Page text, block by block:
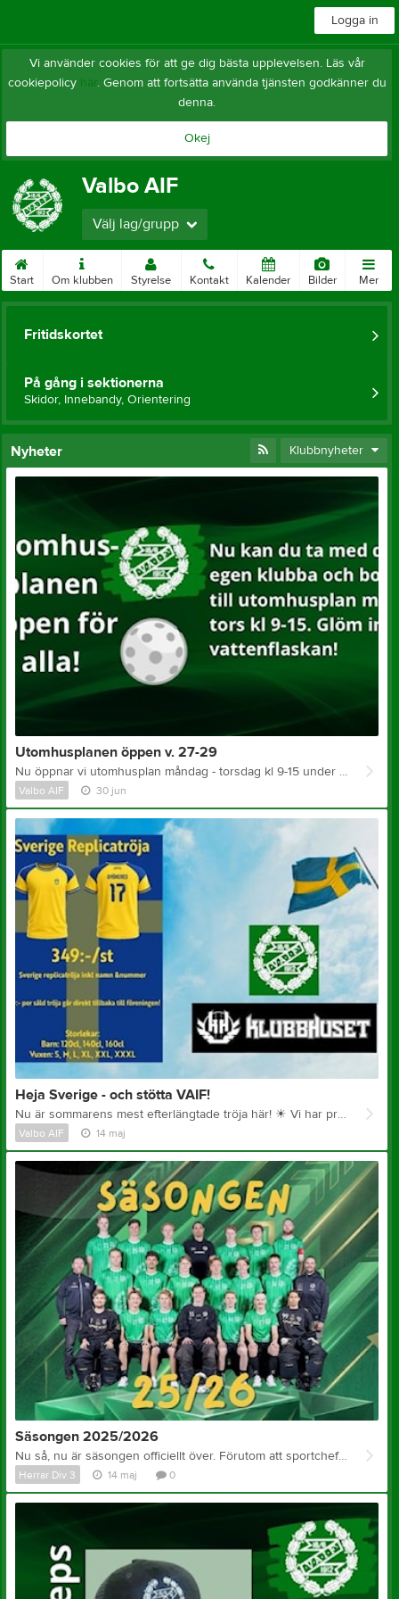
Logga in
Vi använder cookies för att ge dig bästa upplevelsen. Läs vår
cookiepolicy här. Genom att fortsätta använda tjänsten godkänner du
denna.
Okej
Valbo AIF
Välj lag/grupp
Start Om klubben Styrelse Kontakt Kalender Bilder Mer
Fritidskortet
På gång i sektionerna
Skidor, Innebandy, Orientering
Nyheter Klubbnyheter
Utomhusplanen öppen v. 27-29
Nu öppnar vi utomhusplan måndag - torsdag kl 9-15 under v. 27-29 ☀️ Målen är ute 🥅 Ta med egen klubb och boll. Glöm inte vattenflaskan! Det blir varmt i solen ☀️☀️☀️☀️☀️ Var rädd om planen och hör av dig om något går sönder ❤️
Valbo AIF 30 jun
Heja Sverige - och stötta VAIF!
Nu är sommarens mest efterlängtade tröja här! ☀ Vi har precis fyllt på klubbshoppen med den populära Sverige replica-tröjan – en riktig favorit som passar perfekt oavsett om du hejar från läktaren, soffan eller fotbollsplanen. Det bästa av allt? För varje tröja du köper går 100 kr direkt tillbaka till vår förening. Det är ett enkelt och snyggt sätt att visa ditt stöd! Gör den personlig Du kan välja att få tröjan med eget namn och nummer på ryggen. Det är den perfekta presenten till dig själv, familjen eller en vän! Så här gör du: 1. Klicka dig in på innebandysektionens webbshop 2. Välj din storlek och bestäm om du vill ha personligt tryck. 3. Genomför köpet – klart! Tröjorna finns i lager nu, så passa på att säkra ditt exemplar inför sommarens alla matcher. Dela gärna detta vidare till alla du känner så att vi blir så många som möjligt som hejar fram Sverige i sommar! Tillsammans gör vi skillnad för VAIF!
Valbo AIF 14 maj
Säsongen 2025/2026
Nu så, nu är säsongen officiellt över. Förutom att sportchefen arrangerat någon form av tillställning inom kort…. I augusti 2025 hade vi genomfört en något försenad försäsong och inomhusträningarna tog vid på allvar. En utökad ledarstab, 15 nya ansikten med bläck på pappret och det var egentligen uppdukat för ovisshet. Låt vilket lag eller företag testa på den omorganisationen, det finns att jobba med om vi säger som så. Men inom denna grupp fanns redan ett tydligt fokus, en målbild och en fruktansvärd tävlingsanda vilket innebär att vi kunde fokusera på ett byte i taget med bollen istället för annat….det kom av sig själv helt enkelt. Det blev trots allt en framgångssaga utan dess like. Visst kan man vara besviken på att en seger till i serien hade inneburit något annat, en stolpe från DM-final och en dålig start i kvalet satte käppar i hjulet för kvalserien. Men vi behöver blicka större och bredare och då kan man inte annat än att vara nöjd ur ett helhetsperspektiv. Vi är redo för en ny säsong (typ nyss?) och det är bara att hoppas att sommaren är över snabbt så vi kan komma igång igen. Blickarna riktas framåt och lagbygget formas och gjuts av sportchef och styrelse och inom kort kommer mer info om det. För oss ledare kommer uppehållet som ett startskott att påbörja sena kvällar med analyser, hjärngympa och utformandet av nya idéer, vilket vi gör tillsammans ett tag till. Herrlaget säger stort tack till er alla som hjälper oss, stöttar och hejar på oss. Vi ses i en hall som doftar klor och med en ny matta i höst
Herrar Div 3 14 maj 0